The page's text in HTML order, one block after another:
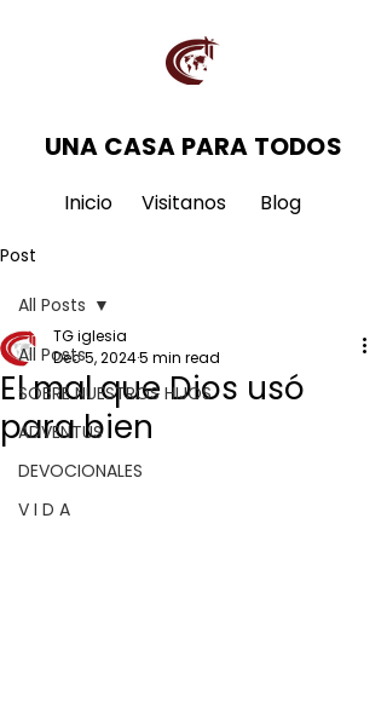
UNA CASA PARA TODOS
Inicio Visitanos Blog
Post
All Posts
SOBRE NUESTROS HIJOS
ADVENTUS
DEVOCIONALES
V I D A
All Posts
El mal que Dios usó
para bien
TG iglesia
Dec 5, 20245 min read